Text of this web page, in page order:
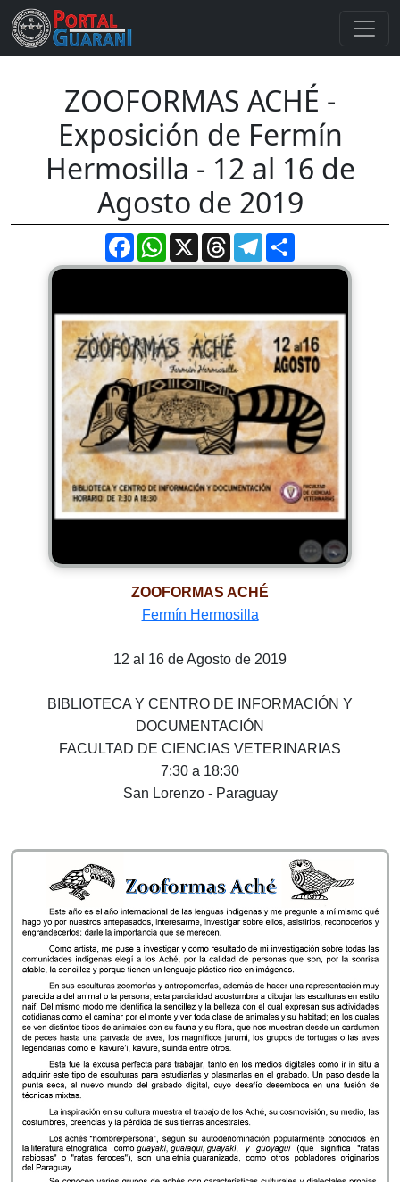
ZOOFORMAS ACHÉ -
Exposición de Fermín
Hermosilla - 12 al 16 de
Agosto de 2019
FacebookWhatsApp
X ThreadsTelegram
ZOOFORMAS ACHÉ
Fermín Hermosilla
12 al 16 de Agosto de 2019
BIBLIOTECA Y CENTRO DE INFORMACIÓN Y
DOCUMENTACIÓN
FACULTAD DE CIENCIAS VETERINARIAS
7:30 a 18:30
San Lorenzo - Paraguay